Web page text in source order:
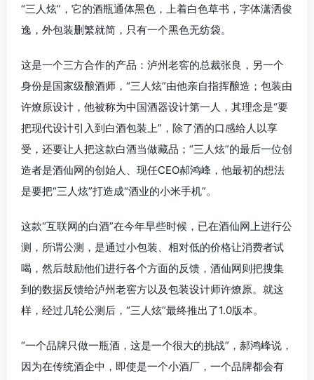
“三人炫”，它的酒瓶通体黑色，上着白色草书，字体潇洒俊
逸，外包装删繁就简，只有一个黑色无纺袋。
这是一个三方合作的产品：泸州老窖的总裁张良，另一个
身份是国家级酿酒师，“三人炫”由他亲自指挥酿造；包装由
许燎原设计，他被称为中国酒器设计第一人，其理念是“要
把现代设计引入到白酒包装上”，除了酒的口感给人以享
受，还要让人把这款白酒当做藏品；“三人炫”的最后一位创
造者是酒仙网的创始人、现任CEO郝鸿峰，他最初的想法
是要把“三人炫”打造成“酒业的小米手机”。
这款“互联网的白酒”在今年早些时候，已在酒仙网上进行公
测，所谓公测，是通过小包装、相对低的价格让消费者试
喝，然后鼓励他们进行各个方面的反馈，酒仙网则把搜集
到的数据反馈给泸州老窖方以及包装设计师许燎原。就这
样，经过几轮公测后，“三人炫”最终推出了1.0版本。
“一个品牌只做一瓶酒，这是一个很大的挑战”，郝鸿峰说，
因为在传统酒企中，即使是一个小酒厂，一个品牌都会有